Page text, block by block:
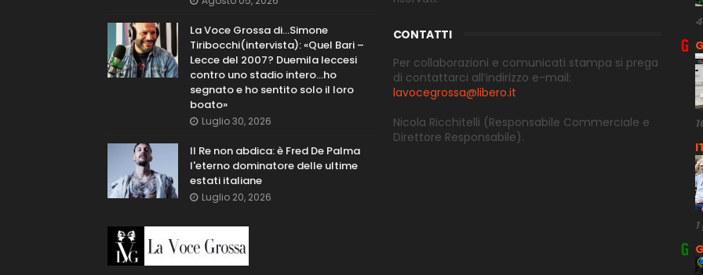
La Voce Grossa di…Simone
Tiribocchi(intervista): «Quel Bari –
Lecce del 2007? Duemila leccesi
contro uno stadio intero...ho
segnato e ho sentito solo il loro
boato»
Luglio 30, 2026
Il Re non abdica: è Fred De Palma
l'eterno dominatore delle ultime
estati italiane
Luglio 20, 2026
CONTATTI
Per collaborazioni e comunicati stampa si prega
di contattarci all’indirizzo e-mail:
lavocegrossa@libero.it
Nicola Ricchitelli (Responsabile Commerciale e
Direttore Responsabile).